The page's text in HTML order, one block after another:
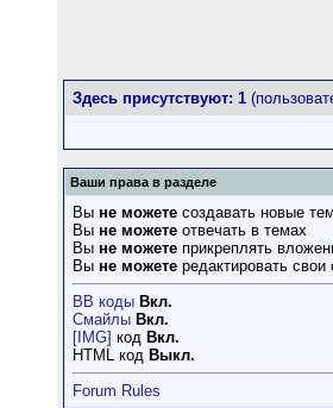
Здесь присутствуют: 1
Ваши права в разделе
Вы не можете создавать новые
Вы не можете отвечать в темах
Вы не можете прикреплять
Вы не можете редактировать
BB коды Вкл.
Смайлы Вкл.
[IMG] код Вкл.
HTML код Выкл.
Forum Rules